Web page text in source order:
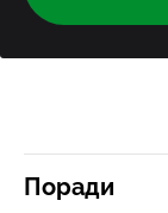
Поради